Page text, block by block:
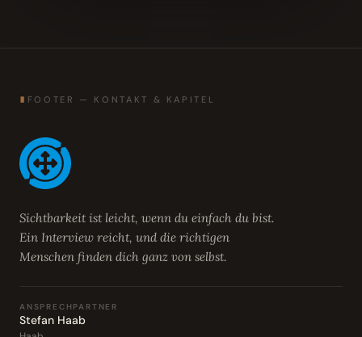
∎ FOOTER — KONTAKT & KAPITEL
Sichtbarkeit ist leicht, wenn du einfach du bist.
Ein Interview reicht, und die richtigen
Menschen finden dich ganz von selbst.
ANSPRECHPARTNER
Stefan Haab